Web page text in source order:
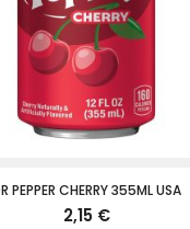
PEPPER CHERRY 355ML USA
2,15 €